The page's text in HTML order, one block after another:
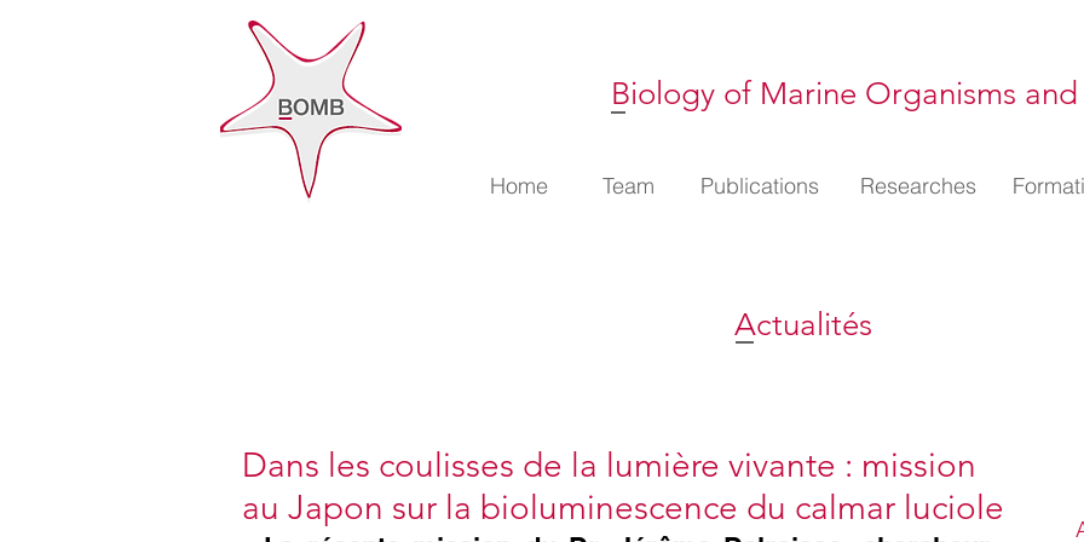
Biology of Marine Organisms
Accueil Membres Publications Thématiques
Home Team Publications Researches
Home Team Publications Researches
Actualités
Dans les coulisses de la lumière vivante : mission
au Japon sur la bioluminescence du calmar luciole